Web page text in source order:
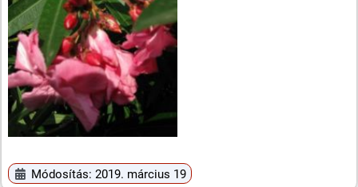
Módosítás: 2019. március 19